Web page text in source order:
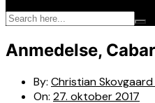
Anmedelse,
By: Christian
On: 27. oktober 2017